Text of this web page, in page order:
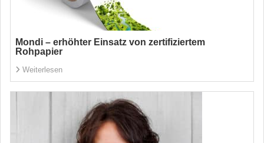
Mondi – erhöhter Einsatz von zertifiziertem
Rohpapier
Weiterlesen